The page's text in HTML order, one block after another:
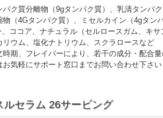
パク質分離物（9gタンパク質）、乳清タンパ
物（4Gタンパク質）、ミセルカイン（4gタン
、ココア、ナチュラル（セルロースガム、キ
リウム、塩化ナトリウム、スクラロースなど
期、フレイバーにより、若干の成分・配合量
お気軽にサポート窓口までお問い合わせ下さい
ルセラム 26サービング